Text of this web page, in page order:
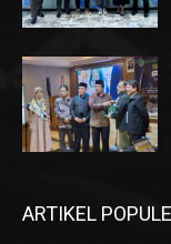
ARTIKEL